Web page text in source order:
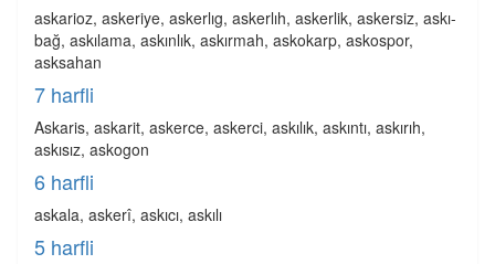
askarioz, askeriye, askerlıg, askerlıh, askerlik, askersiz, askı-
bağ, askılama, askınlık, askırmah, askokarp, askospor,
asksahan
7 harfli
Askaris, askarit, askerce, askerci, askılık, askıntı, askırıh,
askısız, askogon
6 harfli
askala, askerî, askıcı, askılı
5 harfli